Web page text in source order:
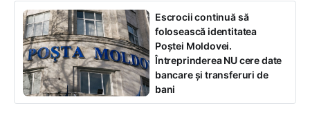
Escrocii continuă să
folosească identitatea
Poștei Moldovei.
Întreprinderea NU cere date
bancare și transferuri de
bani